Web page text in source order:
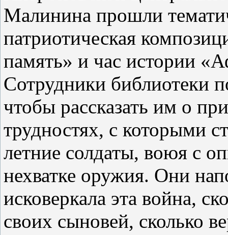
Малинина прошли
патриотическая
память» и час истории
Сотрудники библиотеки
чтобы рассказать им о
трудностях, с которыми
летние солдаты, воюя с
нехватке оружия. Они
исковеркала эта война,
своих сыновей, сколько